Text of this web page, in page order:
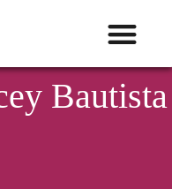
Bautista